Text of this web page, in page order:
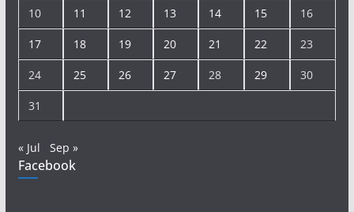
10 11 12 13 14 15 16
17 18 19 20 21 22 23
24 25 26 27 28 29 30
31
« Jul Sep »
Facebook